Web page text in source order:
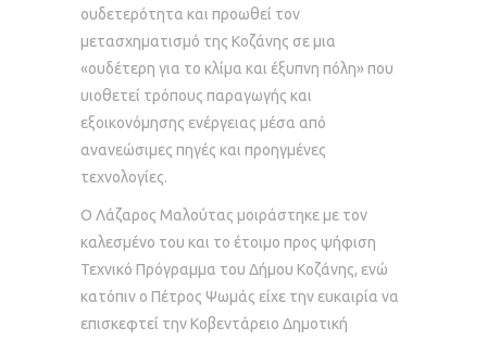
ουδετερότητα και προωθεί τον
μετασχηματισμό της Κοζάνης σε μια
«ουδέτερη για το κλίμα και έξυπνη πόλη» που
υιοθετεί τρόπους παραγωγής και
εξοικονόμησης ενέργειας μέσα από
ανανεώσιμες πηγές και προηγμένες
τεχνολογίες.
Ο Λάζαρος Μαλούτας μοιράστηκε με τον
καλεσμένο του και το έτοιμο προς ψήφιση
Τεχνικό Πρόγραμμα του Δήμου Κοζάνης, ενώ
κατόπιν ο Πέτρος Ψωμάς είχε την ευκαιρία να
επισκεφτεί την Κοβεντάρειο Δημοτική